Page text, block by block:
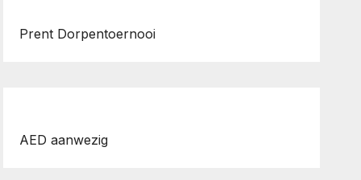
Prent Dorpentoernooi
AED aanwezig